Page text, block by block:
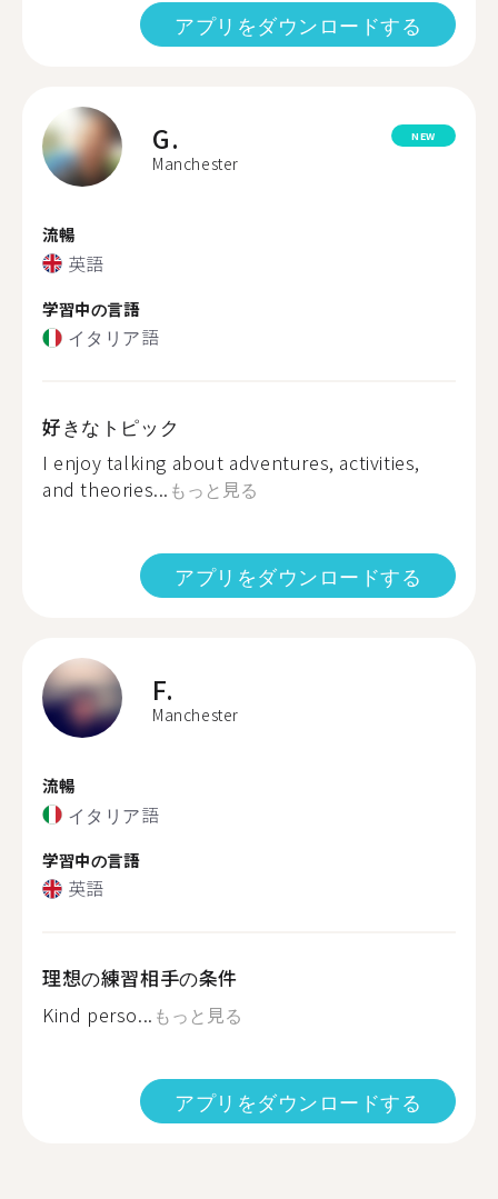
アプリをダウンロードする
G.
Manchester
NEW
流暢
英語
学習中の言語
イタリア語
好きなトピック
I enjoy talking about adventures, activities,
and theories... もっと見る
アプリをダウンロードする
F.
Manchester
流暢
イタリア語
学習中の言語
英語
理想の練習相手の条件
Kind perso... もっと見る
アプリをダウンロードする